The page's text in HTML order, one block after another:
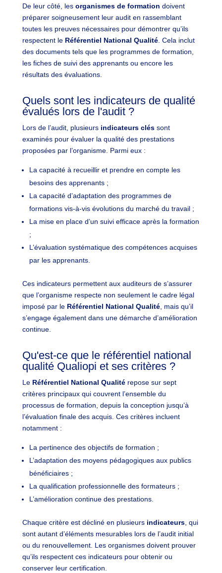
De leur côté, les organismes de formation doivent
préparer soigneusement leur audit en rassemblant
toutes les preuves nécessaires pour démontrer qu’ils
respectent le Référentiel National Qualité. Cela inclut
des documents tels que les programmes de formation,
les fiches de suivi des apprenants ou encore les
résultats des évaluations.
Quels sont les indicateurs de qualité
évalués lors de l'audit ?
Lors de l’audit, plusieurs indicateurs cléssont
examinés pour évaluer la qualité des prestations
proposées par l’organisme. Parmi eux :
La capacité à recueillir et prendre en compte les
besoins des apprenants ;
La capacité d’adaptation des programmes de
formations vis-à-vis évolutions du marché du travail ;
La mise en place d’un suivi efficace après la formation
;
L’évaluation systématique des compétences acquises
par les apprenants.
Ces indicateurs permettent aux auditeurs de s’assurer
que l’organisme respecte non seulement le cadre légal
imposé par le Référentiel National Qualité, mais qu’il
s’engage également dans une démarche d’amélioration
continue.
Qu'est-ce que le référentiel national
qualité Qualiopi et ses critères ?
Le Référentiel National Qualitérepose sur sept
critères principaux qui couvrent l’ensemble du
processus de formation, depuis la conception jusqu’à
l’évaluation finale des acquis. Ces critères incluent
notamment :
La pertinence des objectifs de formation ;
L’adaptation des moyens pédagogiques aux publics
bénéficiaires ;
La qualification professionnelle des formateurs ;
L’amélioration continue des prestations.
Chaque critère est décliné en plusieurs indicateurs, qui
sont autant d’éléments mesurables lors de l’audit initial
ou du renouvellement. Les organismes doivent prouver
qu’ils respectent ces indicateurs pour obtenir ou
conserver leur certification.